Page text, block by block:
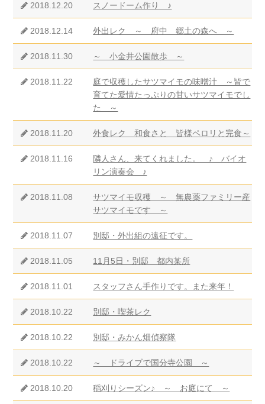
2018.12.20 スノードーム作り ♪
2018.12.14 外出レク ～ 府中 郷土の森へ ～
2018.11.30 ～ 小金井公園散歩 ～
2018.11.22
庭で収穫したサツマイモの味噌汁 ～皆で
育てた愛情たっぷりの甘いサツマイモでし
た ～
2018.11.20 外食レク 和食さと 皆様ペロリと完食～
2018.11.16
隣人さん、来てくれました。 ♪ バイオ
リン演奏会 ♪
2018.11.08
サツマイモ収穫 ～ 無農薬ファミリー産
サツマイモです ～
2018.11.07 別邸・外出組の遠征です。
2018.11.05 11月5日・別邸 都内某所
2018.11.01 スタッフさん手作りです。また来年！
2018.10.22 別邸・喫茶レク
2018.10.22 別邸・みかん畑偵察隊
2018.10.22 ～ ドライブで国分寺公園 ～
2018.10.20 稲刈りシーズン♪ ～ お庭にて ～